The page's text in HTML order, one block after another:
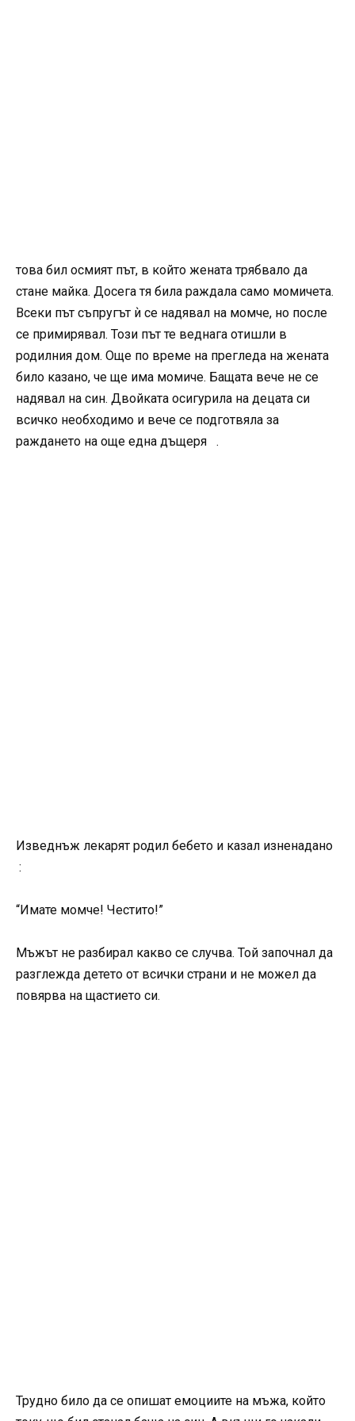
това бил осмият път, в който жената трябвало да
стане майка. Досега тя била раждала само момичета.
Всеки път съпругът ѝ се надявал на момче, но после
се примирявал. Този път те веднага отишли в
родилния дом. Още по време на прегледа на жената
било казано, че ще има момиче. Бащата вече не се
надявал на син. Двойката осигурила на децата си
всичко необходимо и вече се подготвяла за
раждането на още една дъщеря .
Изведнъж лекарят родил бебето и казал изненадано
:
“Имате момче! Честито!”
Мъжът не разбирал какво се случва. Той започнал да
разглежда детето от всички страни и не можел да
повярва на щастието си.
Трудно било да се опишат емоциите на мъжа, който